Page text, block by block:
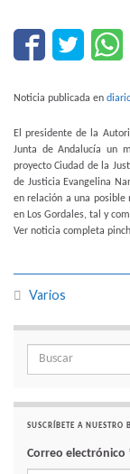
Noticia publicada en
El presidente de la
Junta de Andalucía un
proyecto Ciudad de la
de Justicia Evangelina
en relación a una posible
en Los Gordales, tal y
Ver noticia completa
Varios
Search for:
SUSCRÍBETE A NUESTRO
Correo electrónico